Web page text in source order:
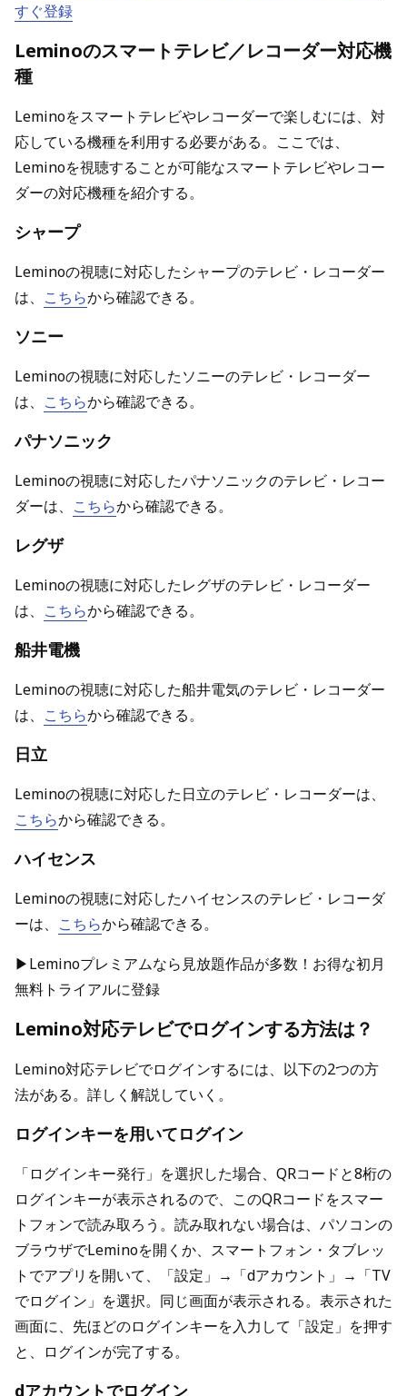
すぐ登録
Leminoのスマートテレビ／レコーダー対応機
種
Leminoをスマートテレビやレコーダーで楽しむには、対
応している機種を利用する必要がある。ここでは、
Leminoを視聴することが可能なスマートテレビやレコー
ダーの対応機種を紹介する。
シャープ
Leminoの視聴に対応したシャープのテレビ・レコーダー
は、 こちらから確認できる。
ソニー
Leminoの視聴に対応したソニーのテレビ・レコーダー
は、 こちらから確認できる。
パナソニック
Leminoの視聴に対応したパナソニックのテレビ・レコー
ダーは、 こちらから確認できる。
レグザ
Leminoの視聴に対応したレグザのテレビ・レコーダー
は、 こちらから確認できる。
船井電機
Leminoの視聴に対応した船井電気のテレビ・レコーダー
は、 こちらから確認できる。
日立
Leminoの視聴に対応した日立のテレビ・レコーダーは、
こちらから確認できる。
ハイセンス
Leminoの視聴に対応したハイセンスのテレビ・レコーダ
ーは、 こちらから確認できる。
▶Leminoプレミアムなら見放題作品が多数！お得な初月
無料トライアルに登録
Lemino対応テレビでログインする方法は？
Lemino対応テレビでログインするには、以下の2つの方
法がある。詳しく解説していく。
ログインキーを用いてログイン
「ログインキー発行」を選択した場合、QRコードと8桁の
ログインキーが表示されるので、このQRコードをスマー
トフォンで読み取ろう。読み取れない場合は、パソコンの
ブラウザでLeminoを開くか、スマートフォン・タブレッ
トでアプリを開いて、「設定」→「dアカウント」→「TV
でログイン」を選択。同じ画面が表示される。表示された
画面に、先ほどのログインキーを入力して「設定」を押す
と、ログインが完了する。
dアカウントでログイン